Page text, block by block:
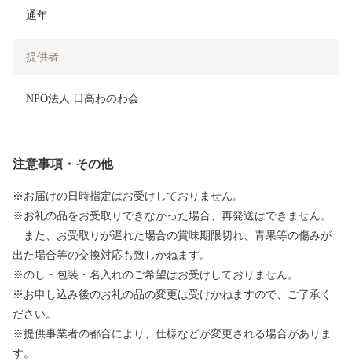
通年
提供者
NPO法人 日高わのわ会
注意事項・その他
※お届けの日時指定はお受けしておりません。
※お礼の品をお受取りできなかった場合、再発送はできません。
また、お受取りが遅れた場合の賞味期限切れ、青果等の傷みが
出た場合等の交換対応も致しかねます。
※のし・包装・名入れのご希望はお受けしておりません。
※お申し込み後のお礼の品の変更は受けかねますので、ご了承く
ださい。
※提供事業者の都合により、仕様などが変更される場合がありま
す。